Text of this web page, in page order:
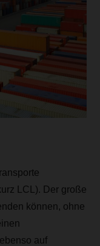
LCL). Der große
können, ohne
auf